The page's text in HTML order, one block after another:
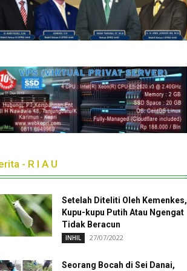
- R I A U
Setelah Diteliti Oleh Kemenkes,
Kupu-kupu Putih Atau Ngengat
Tidak Beracun
INHIL 27/07/2022
Seorang Bocah di Sei Danai,